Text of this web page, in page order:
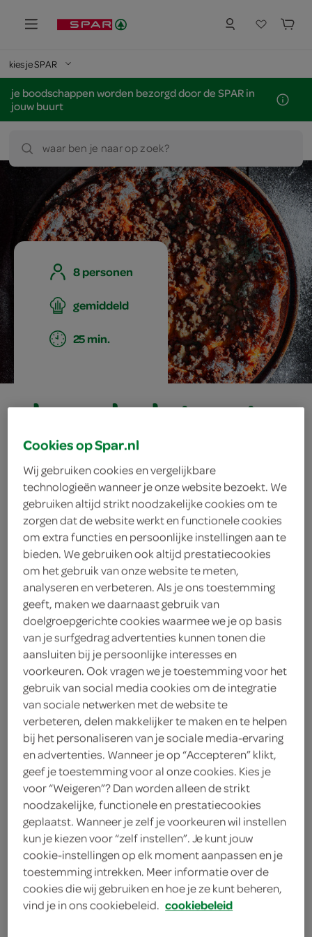
kies je SPAR
je boodschappen worden bezorgd door de SPAR in
jouw buurt
waar ben je naar op zoek?
8 personen
gemiddeld
25 min.
chocoladetaart
met vanille-
kwarkvulling
ingrediënten
1 pakje vanillepuddingpoeder
4 eieren
250 gram mascarpone
250 gram kwark
1 zakje vanillesuiker
200 gram suiker
250 gram zachte boter
poedersuiker
40 gram cacaopoeder
1 zakje bakpoeder
Cookies op Spar.nl
Wij gebruiken cookies en vergelijkbare
technologieën wanneer je onze website bezoekt. We
gebruiken altijd strikt noodzakelijke cookies om te
zorgen dat de website werkt en functionele cookies
om extra functies en persoonlijke instellingen aan te
bieden. We gebruiken ook altijd prestatiecookies
om het gebruik van onze website te meten,
analyseren en verbeteren. Als je ons toestemming
geeft, maken we daarnaast gebruik van
doelgroepgerichte cookies waarmee we je op basis
van je surfgedrag advertenties kunnen tonen die
aansluiten bij je persoonlijke interesses en
voorkeuren. Ook vragen we je toestemming voor het
gebruik van social media cookies om de integratie
van sociale netwerken met de website te
verbeteren, delen makkelijker te maken en te helpen
bij het personaliseren van je sociale media-ervaring
en advertenties. Wanneer je op “Accepteren” klikt,
geef je toestemming voor al onze cookies. Kies je
voor “Weigeren”? Dan worden alleen de strikt
noodzakelijke, functionele en prestatiecookies
geplaatst. Wanneer je zelf je voorkeuren wil instellen
kun je kiezen voor “zelf instellen”. Je kunt jouw
cookie-instellingen op elk moment aanpassen en je
toestemming intrekken. Meer informatie over de
cookies die wij gebruiken en hoe je ze kunt beheren,
vind je in ons cookiebeleid. cookiebeleid